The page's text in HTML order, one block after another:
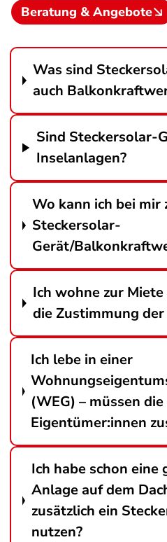
Beratung & Angebote
Was sind
auch
Sind Steckersolar-
Inselanlagen?
Wo kann ich bei mir
Steckersolar-
Gerät/
Ich wohne zur Miete
die Zustimmung
Ich lebe in einer
(WEG) – müssen
Eigentümer:innen
Ich habe schon eine
Anlage auf dem
zusätzlich ein
nutzen?